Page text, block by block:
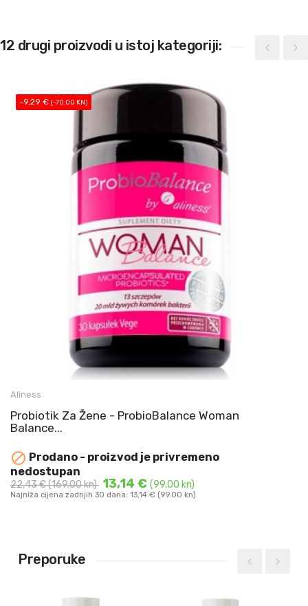
12 drugi proizvodi u istoj kategoriji:
-9,29 € (-70.00 KN)
Aliness
Probiotik Za Žene - ProbioBalance Woman
Balance...
 Prodano - proizvod je privremeno
nedostupan
22,43 €(169.00 kn) 13,14 € (99.00 kn)
Najniža cijena zadnjih 30 dana: 13,14 € (99.00 kn)
Probiotik za žene - Probio Balance Woman Balance by
Aliness 20 milijardi CFU u ...
DODAJ U KOŠARICU
Preporuke